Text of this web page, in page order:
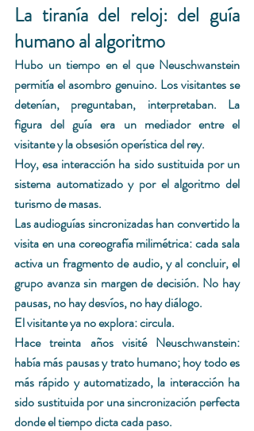
La tiranía del reloj: del guía
humano al algoritmo
Hubo un tiempo en el que Neuschwanstein
permitía el asombro genuino. Los visitantes se
detenían, preguntaban, interpretaban. La
figura del guía era un mediador entre el
visitante y la obsesión operística del rey.
Hoy, esa interacción ha sido sustituida por un
sistema automatizado y por el algoritmo del
turismo de masas.
Las audioguías sincronizadas han convertido la
visita en una coreografía milimétrica: cada sala
activa un fragmento de audio, y al concluir, el
grupo avanza sin margen de decisión. No hay
pausas, no hay desvíos, no hay diálogo.
El visitante ya no explora: circula.
Hace treinta años visité Neuschwanstein:
había más pausas y trato humano; hoy todo es
más rápido y automatizado, la interacción ha
sido sustituida por una sincronización perfecta
donde el tiempo dicta cada paso.